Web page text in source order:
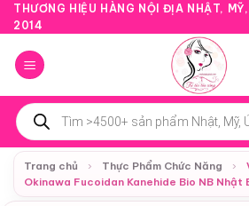
Bỏ
qua
nội
dung
THƯƠNG HIỆU HÀNG NỘI ĐỊA NHẬT,
2014
Tìm
kiếm
sản
phẩm
Trang chủ
› Thực Phẩm Chức Năng ›
Okinawa Fucoidan Kanehide Bio NB Nhật